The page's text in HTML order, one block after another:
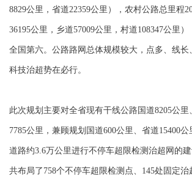
8829公里，省道22359公里），农村公路总里程
36195公里，乡道57009公里，村道108347公里
全国第六。公路路网总体规模较大，点多、线长
科技治超势在必行。
此次规划主要对全省现有干线公路国道8205公里
7785公里，兼顾规划国道600公里、省道15400
道路约3.6万公里进行不停车超限检测治超网的
共布局了758个不停车超限检测点、145处固定